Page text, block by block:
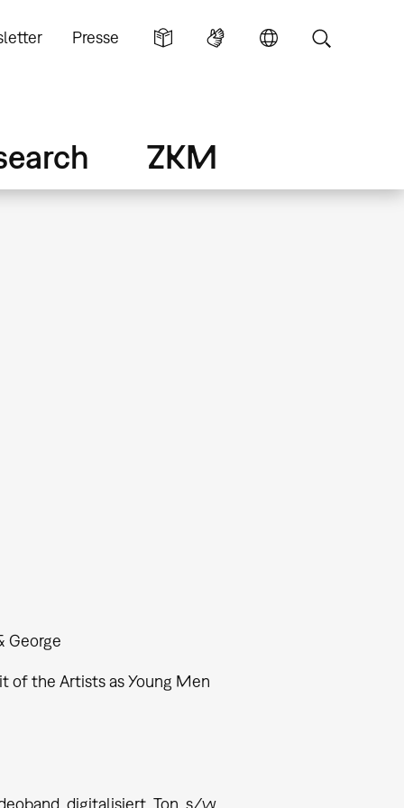
Presse
ZKM
George
of the Artists as Young Men
digitalisiert, Ton, s/w